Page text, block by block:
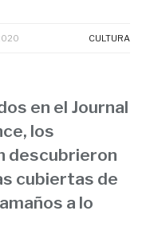
CULTURA
en el Journal
los
descubrieron
cubiertas de
a lo